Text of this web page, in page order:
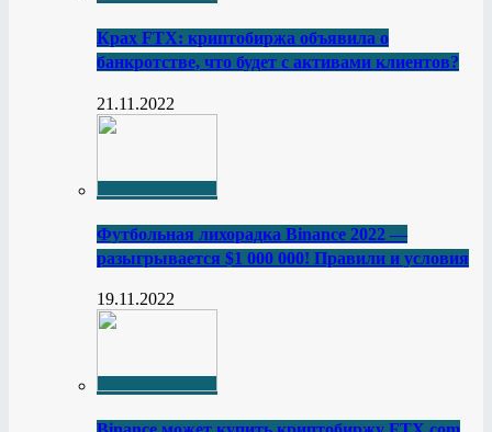
Крах FTX: криптобиржа объявила о
банкротстве, что будет с активами клиентов?
21.11.2022
Футбольная лихорадка Binance 2022 —
разыгрывается $1 000 000! Правили и условия
19.11.2022